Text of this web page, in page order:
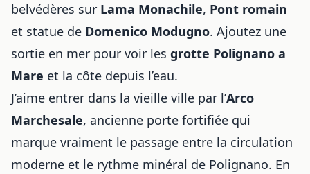
belvédères sur Lama Monachile, Pont romain
et statue de Domenico Modugno. Ajoutez une
sortie en mer pour voir les grotte Polignano a
Mare et la côte depuis l’eau.
J’aime entrer dans la vieille ville par l’Arco
Marchesale, ancienne porte fortifiée qui
marque vraiment le passage entre la circulation
moderne et le rythme minéral de Polignano. En